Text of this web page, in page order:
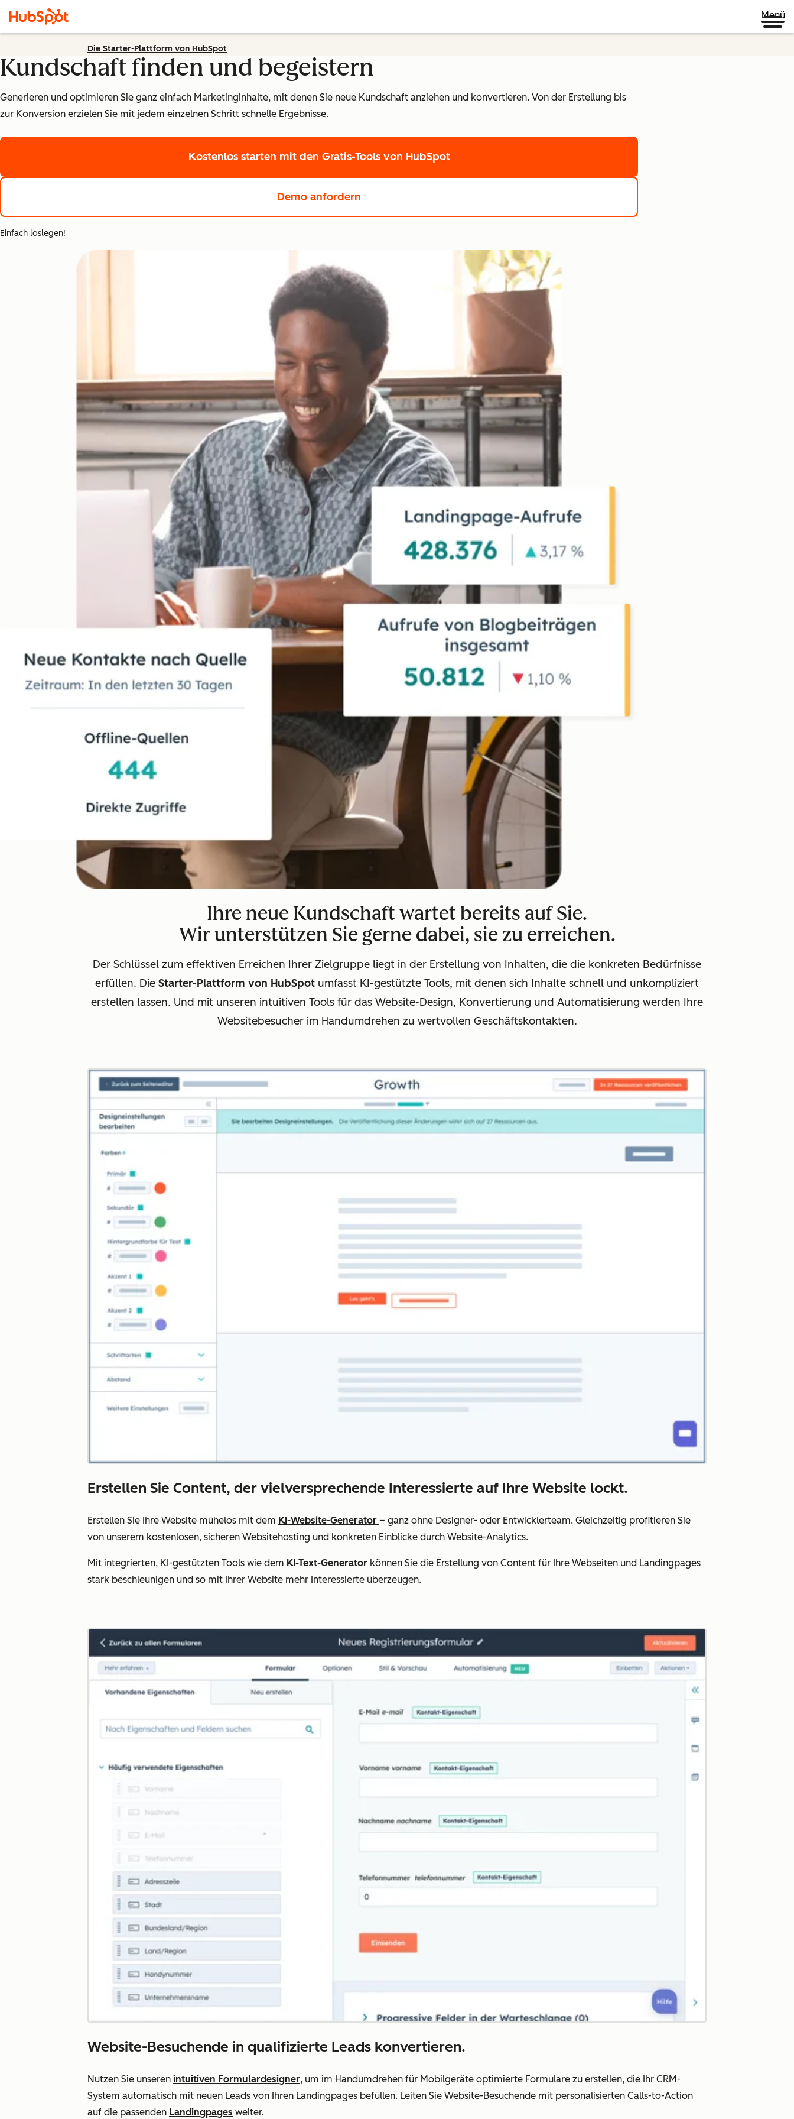
Menü
Die Starter-Plattform von HubSpot
Kundschaft finden und begeistern
Generieren und optimieren Sie ganz einfach Marketinginhalte, mit denen Sie neue Kundschaft anziehen und konvertieren. Von der Erstellung bis
zur Konversion erzielen Sie mit jedem einzelnen Schritt schnelle Ergebnisse.
Kostenlos starten mit den Gratis-Tools von HubSpot
Demo anfordern
Einfach loslegen!
Ihre neue Kundschaft wartet bereits auf Sie.
Wir unterstützen Sie gerne dabei, sie zu erreichen.
Der Schlüssel zum effektiven Erreichen Ihrer Zielgruppe liegt in der Erstellung von Inhalten, die die konkreten Bedürfnisse
erfüllen. Die Starter-Plattform von HubSpot umfasst KI-gestützte Tools, mit denen sich Inhalte schnell und unkompliziert
erstellen lassen. Und mit unseren intuitiven Tools für das Website-Design, Konvertierung und Automatisierung werden Ihre
Websitebesucher im Handumdrehen zu wertvollen Geschäftskontakten.
Erstellen Sie Content, der vielversprechende Interessierte auf Ihre Website lockt.
Erstellen Sie Ihre Website mühelos mit dem KI-Website-Generator – ganz ohne Designer- oder Entwicklerteam. Gleichzeitig profitieren Sie
von unserem kostenlosen, sicheren Websitehosting und konkreten Einblicke durch Website-Analytics.
Mit integrierten, KI-gestützten Tools wie dem KI-Text-Generator können Sie die Erstellung von Content für Ihre Webseiten und Landingpages
stark beschleunigen und so mit Ihrer Website mehr Interessierte überzeugen.
Website-Besuchende in qualifizierte Leads konvertieren.
Nutzen Sie unseren intuitiven Formulardesigner, um im Handumdrehen für Mobilgeräte optimierte Formulare zu erstellen, die Ihr CRM-
System automatisch mit neuen Leads von Ihren Landingpages befüllen. Leiten Sie Website-Besuchende mit personalisierten Calls-to-Action
auf die passenden Landingpages weiter.